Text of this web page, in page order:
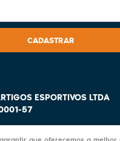
CADASTRAR
ESPORTIVOS LTDA
57